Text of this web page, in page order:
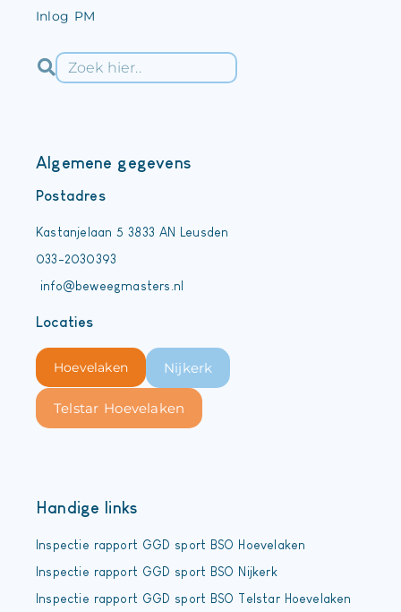
Inlog PM
Algemene gegevens
Postadres
Kastanjelaan 5 3833 AN Leusden
033-2030393
info@beweegmasters.nl
Locaties
Hoevelaken Nijkerk
Telstar Hoevelaken
Handige links
Inspectie rapport GGD sport BSO Hoevelaken
Inspectie rapport GGD sport BSO Nijkerk
Inspectie rapport GGD sport BSO Telstar Hoevelaken